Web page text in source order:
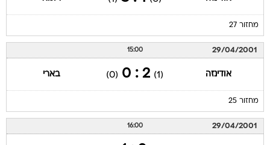
29/04/2001
אודינזה (1)
2 : 0
(0) בארי
29/04/2001
פיורנטינה (0)
2 : 1
(1) אודינזה